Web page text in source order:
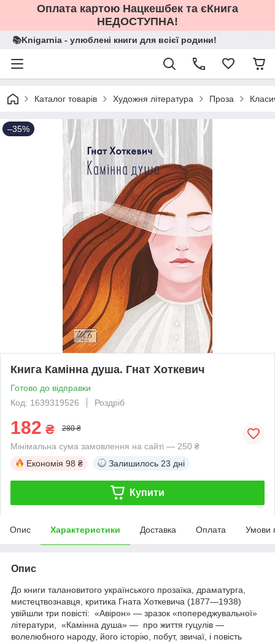
Оплата картою Нацкешбек та єКнига
НЕДОСТУПНА!
📚Knigarnia - улюблені книги для всієї родини!
Каталог товарів Художня література Проза
–35%
Книга Камінна душа. Гнат Хоткевич
Готово до відправки
Код: 1639319526
Роздріб
182 ₴ 280 ₴
Мінімальна сума замовлення на сайті — 250 ₴
Економія 98 ₴ Залишилось 23 дні
Купити
Опис Характеристики Доставка Оплата Умови
Опис
До книги талановитого українського прозаїка, драматурга,
мистецтвознавця, критика Гната Хоткевича (1877—1938)
увійшли три повісті: «Авірон» — зразок «попереджувальної»
літератури, «Камінна душа» — про життя гуцулів —
волелюбного народу, його історію, побут, звичаї, і повість